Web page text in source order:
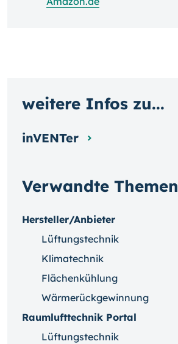
Verwandte Themen
Hersteller/Anbieter
Lüftungstechnik
Klimatechnik
Flächenkühlung
Wärmerückgewinnung
Raumlufttechnik Portal
Lüftungstechnik
weitere Infos zu...
inVENTer